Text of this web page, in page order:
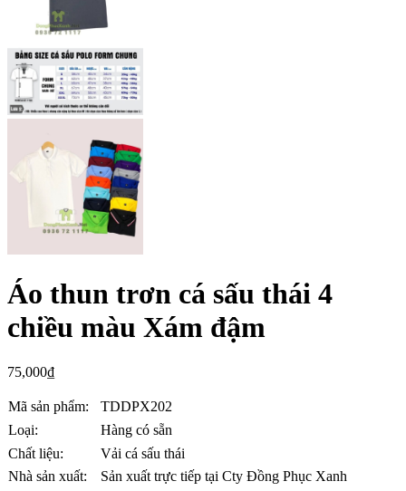
Áo thun trơn cá sấu thái 4
chiều màu Xám đậm
75,000₫
Mã sản phẩm:
TDDPX202
Loại:
Hàng có sẵn
Chất liệu:
Vải cá sấu thái
Nhà sản xuất:
Sản xuất trực tiếp tại Cty Đồng Phục Xanh